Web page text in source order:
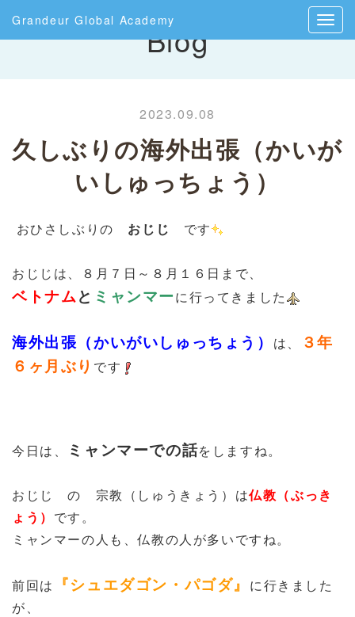
Grandeur Global AcademyBlog
2023.09.08
久しぶりの海外出張（かいが
いしゅっちょう）
おひさしぶりの おじじ です
おじじは、８月７日～８月１６日まで、
ベトナムと ミャンマーに行ってきました
海外出張（かいがいしゅっちょう） は、
３年
６ヶ月ぶり です
今日は、 ミャンマーでの話をしますね。
おじじ の 宗教（しゅうきょう）は仏教（ぶっき
ょう） です。
ミャンマーの人も、仏教の人が多いですね。
前回は 『シュエダゴン・パゴダ』 に行きました
が、